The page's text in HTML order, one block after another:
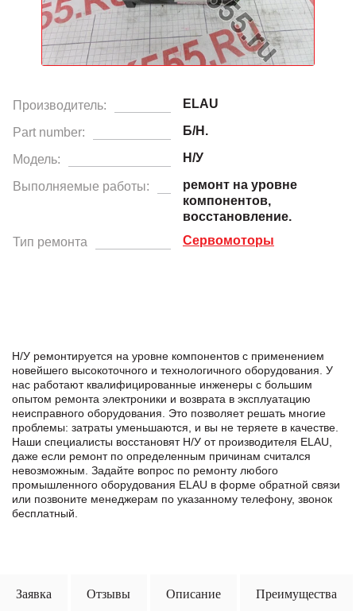
Производитель: ELAU
Part number: Б/Н.
Модель: Н/У
Выполняемые работы:
ремонт на уровне
компонентов,
восстановление.
Тип ремонта
Сервомоторы
Н/У ремонтируется на уровне компонентов с применением
новейшего высокоточного и технологичного оборудования. У
нас работают квалифицированные инженеры с большим
опытом ремонта электроники и возврата в эксплуатацию
неисправного оборудования. Это позволяет решать многие
проблемы: затраты уменьшаются, и вы не теряете в качестве.
Наши специалисты восстановят Н/У от производителя ELAU,
даже если ремонт по определенным причинам считался
невозможным. Задайте вопрос по ремонту любого
промышленного оборудования ELAU в формe обратной связи
или позвоните менеджерам по указанному телефону, звонок
бесплатный.
Заявка Отзывы Описание Преимущества